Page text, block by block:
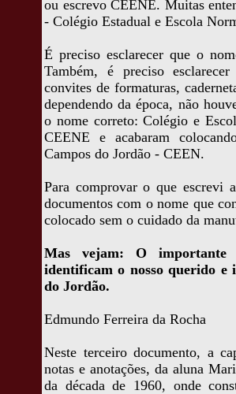
ou escrevo CEENE. Muitas
- Colégio Estadual e Escola
É preciso esclarecer que o
Também, é preciso
convites de formaturas,
dependendo da época, não
o nome correto: Colégio e
CEENE e acabaram
Campos do Jordão - CEEN.
Para comprovar o que escrevi
documentos com o nome que
colocado sem o cuidado da
Mas vejam: O importante
identificam o nosso querido e
do Jordão.
Edmundo Ferreira da Rocha
Neste terceiro documento, a
notas e anotações, da aluna
da década de 1960, onde